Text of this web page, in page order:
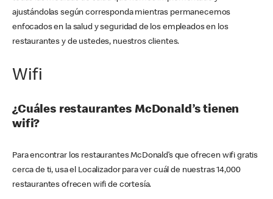
ajustándolas según corresponda mientras permanecemos
enfocados en la salud y seguridad de los empleados en los
restaurantes y de ustedes, nuestros clientes.
Wifi
¿Cuáles restaurantes McDonald’s tienen
wifi?
Para encontrar los restaurantes McDonald’s que ofrecen wifi gratis
cerca de ti, usa el Localizador para ver cuál de nuestras 14,000
restaurantes ofrecen wifi de cortesía.